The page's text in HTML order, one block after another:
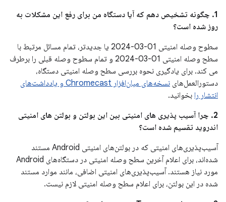
1. چگونه تشخیص دهم که آیا دستگاه من برای رفع این مشکلات به
روز شده است؟
سطوح وصله امنیتی 01-03-2024 یا جدیدتر، تمام مسائل مرتبط با
سطح وصله امنیتی 01-03-2024 و تمام سطوح وصله قبلی را برطرف
می کند. برای یادگیری نحوه بررسی سطح وصله امنیتی دستگاه،
دستورالعمل‌های
نسخه‌های میان‌افزار Chromecast و یادداشت‌های
انتشار را بخوانید.
2. چرا آسیب پذیری های امنیتی بین این بولتن و بولتن های امنیتی
اندروید تقسیم شده است؟
آسیب‌پذیری‌های امنیتی که در بولتن‌های امنیتی Android مستند
شده‌اند، برای اعلام آخرین سطح وصله امنیتی در دستگاه‌های Android
مورد نیاز هستند. آسیب‌پذیری‌های امنیتی اضافی، مانند موارد مستند
شده در این بولتن، برای اعلام سطح وصله امنیتی لازم نیست.